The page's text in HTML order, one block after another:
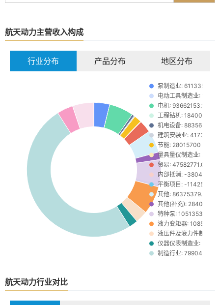
航天动力主营收入构成
行业分布 产品分布 地区分布
航天动力行业对比